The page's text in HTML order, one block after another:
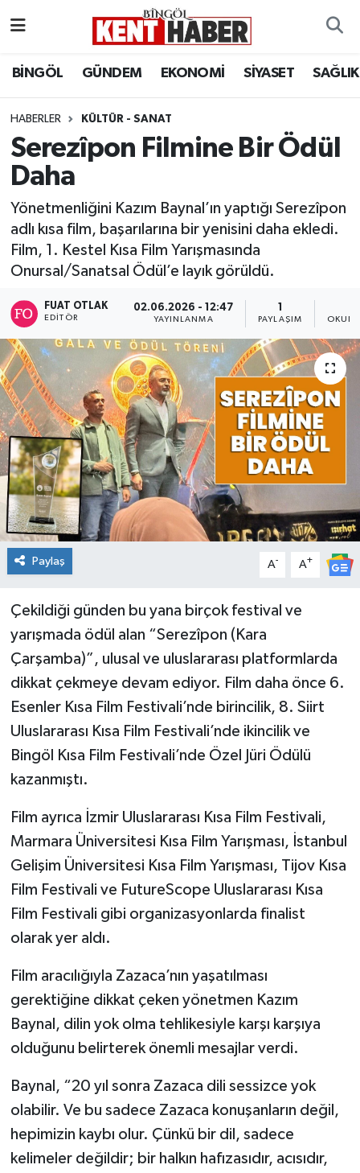
BİNGÖL GÜNDEM EKONOMİ SİYASET SAĞLIK
HABERLER KÜLTÜR - SANAT
Serezîpon Filmine Bir Ödül
Daha
Yönetmenliğini Kazım Baynal’ın yaptığı Serezîpon
adlı kısa film, başarılarına bir yenisini daha ekledi.
Film, 1. Kestel Kısa Film Yarışmasında
Onursal/Sanatsal Ödül’e layık görüldü.
FUAT OTLAK
EDITÖR
02.06.2026 - 12:47
YAYINLANMA PAYLAŞIM
Paylaş A- A+
Çekildiği günden bu yana birçok festival ve
yarışmada ödül alan “Serezîpon (Kara
Çarşamba)”, ulusal ve uluslararası platformlarda
dikkat çekmeye devam ediyor. Film daha önce 6.
Esenler Kısa Film Festivali’nde birincilik, 8. Siirt
Uluslararası Kısa Film Festivali’nde ikincilik ve
Bingöl Kısa Film Festivali’nde Özel Jüri Ödülü
kazanmıştı.
Film ayrıca İzmir Uluslararası Kısa Film Festivali,
Marmara Üniversitesi Kısa Film Yarışması, İstanbul
Gelişim Üniversitesi Kısa Film Yarışması, Tijov Kısa
Film Festivali ve FutureScope Uluslararası Kısa
Film Festivali gibi organizasyonlarda finalist
olarak yer aldı.
Film aracılığıyla Zazaca’nın yaşatılması
gerektiğine dikkat çeken yönetmen Kazım
Baynal, dilin yok olma tehlikesiyle karşı karşıya
olduğunu belirterek önemli mesajlar verdi.
Baynal, “20 yıl sonra Zazaca dili sessizce yok
olabilir. Ve bu sadece Zazaca konuşanların değil,
hepimizin kaybı olur. Çünkü bir dil, sadece
kelimeler değildir; bir halkın hafızasıdır, acısıdır,
BİLİM-TEKNOLOJİ
DÜNYA
EĞİTİM
EKONOMİ
GENÇ
GÜNDEM
KARLIOVA
KİĞI
MERKEZ
RESMİ İLANLAR
SAĞLIK
SPOR
YAYLADERE
Bingöl Hava Durumu
Bingöl Namaz Vakitleri
Bingöl Trafik Yoğunluk Haritası
Süper Lig Puan Durumu ve Fikstür
Tüm Manşetler
Son Dakika Haberleri
Haber Arşivi